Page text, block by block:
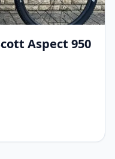
Aspect 950